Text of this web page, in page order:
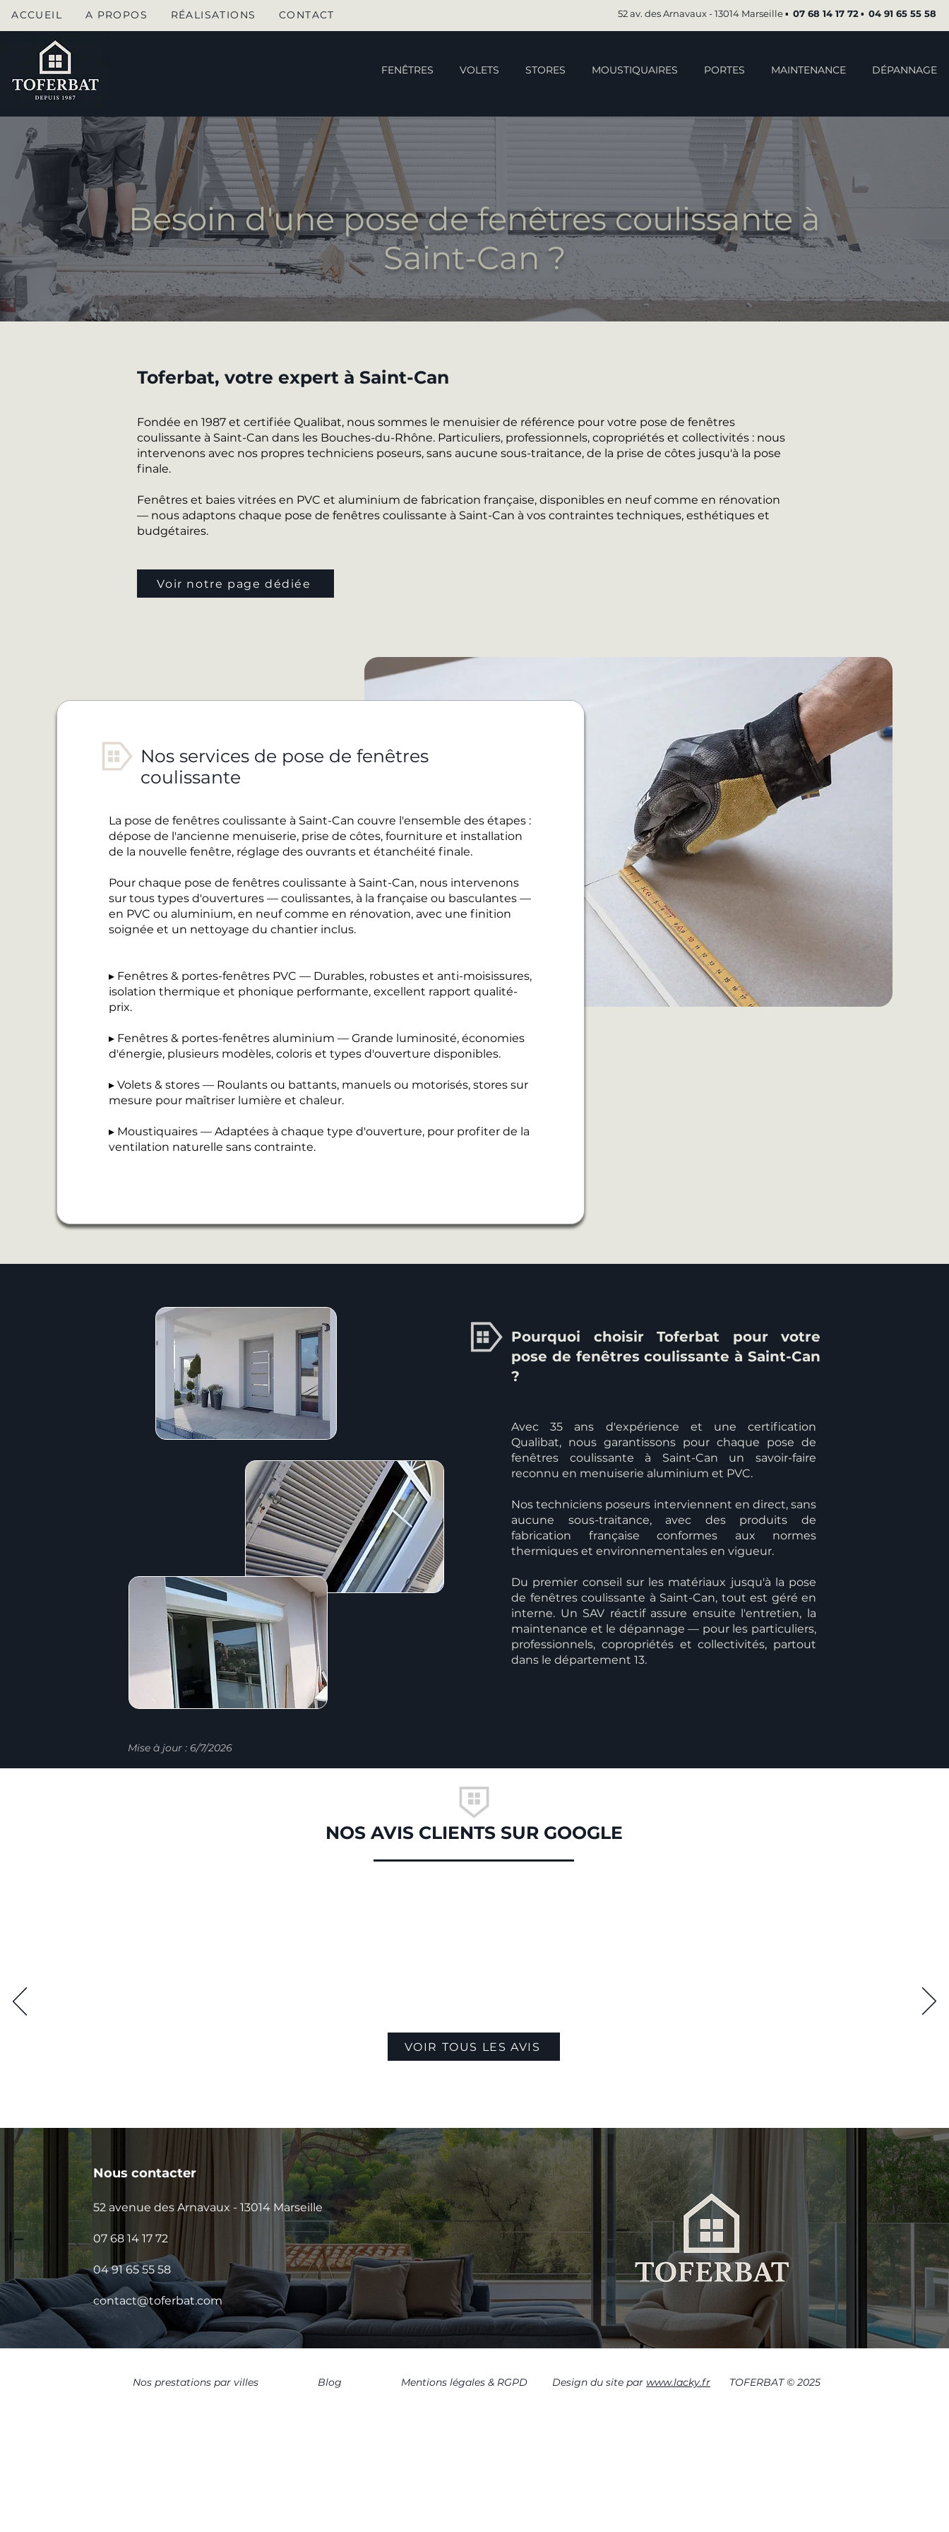
ACCUEIL A PROPOS RÉALISATIONS CONTACT 52 av. des Arnavaux - 13014 Marseille ▪︎ 07 68 14 17 72▪︎ 04 91 65 55 58
FENÊTRES VOLETS STORES MOUSTIQUAIRES PORTES MAINTENANCE DÉPANNAGE
Besoin d'une pose de fenêtres coulissante à
Saint-Can ?
Toferbat, votre expert à Saint-Can
Fondée en 1987 et certifiée Qualibat, nous sommes le menuisier de référence pour votre pose de fenêtres
coulissante à Saint-Can dans les Bouches-du-Rhône. Particuliers, professionnels, copropriétés et collectivités : nous
intervenons avec nos propres techniciens poseurs, sans aucune sous-traitance, de la prise de côtes jusqu'à la pose
finale.
Fenêtres et baies vitrées en PVC et aluminium de fabrication française, disponibles en neuf comme en rénovation
— nous adaptons chaque pose de fenêtres coulissante à Saint-Can à vos contraintes techniques, esthétiques et
budgétaires.
Voir notre page dédiée
Nos services de pose de fenêtres
coulissante
La pose de fenêtres coulissante à Saint-Can couvre l'ensemble des étapes :
dépose de l'ancienne menuiserie, prise de côtes, fourniture et installation
de la nouvelle fenêtre, réglage des ouvrants et étanchéité finale.
Pour chaque pose de fenêtres coulissante à Saint-Can, nous intervenons
sur tous types d'ouvertures — coulissantes, à la française ou basculantes —
en PVC ou aluminium, en neuf comme en rénovation, avec une finition
soignée et un nettoyage du chantier inclus.
▸ Fenêtres & portes-fenêtres PVC — Durables, robustes et anti-moisissures,
isolation thermique et phonique performante, excellent rapport qualité-
prix.
▸ Fenêtres & portes-fenêtres aluminium — Grande luminosité, économies
d'énergie, plusieurs modèles, coloris et types d'ouverture disponibles.
▸ Volets & stores — Roulants ou battants, manuels ou motorisés, stores sur
mesure pour maîtriser lumière et chaleur.
▸ Moustiquaires — Adaptées à chaque type d'ouverture, pour profiter de la
ventilation naturelle sans contrainte.
Pourquoi choisir Toferbat pour votre
pose de fenêtres coulissante à Saint-Can
?
Avec 35 ans d'expérience et une certification
Qualibat, nous garantissons pour chaque pose de
fenêtres coulissante à Saint-Can un savoir-faire
reconnu en menuiserie aluminium et PVC.
Nos techniciens poseurs interviennent en direct, sans
aucune sous-traitance, avec des produits de
fabrication française conformes aux normes
thermiques et environnementales en vigueur.
Du premier conseil sur les matériaux jusqu'à la pose
de fenêtres coulissante à Saint-Can, tout est géré en
interne. Un SAV réactif assure ensuite l'entretien, la
maintenance et le dépannage — pour les particuliers,
professionnels, copropriétés et collectivités, partout
dans le département 13.
Mise à jour : 6/7/2026
NOS AVIS CLIENTS SUR GOOGLE
VOIR TOUS LES AVIS
Nous contacter
52 avenue des Arnavaux - 13014 Marseille
07 68 14 17 72
04 91 65 55 58
contact@toferbat.com
Nos prestations par villes Blog Mentions légales & RGPD Design du site par www.lacky.fr TOFERBAT © 2025